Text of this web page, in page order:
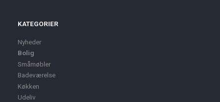
KATEGORIER
Nyheder
Bolig
Småmøbler
Badeværelse
Køkken
Udeliv